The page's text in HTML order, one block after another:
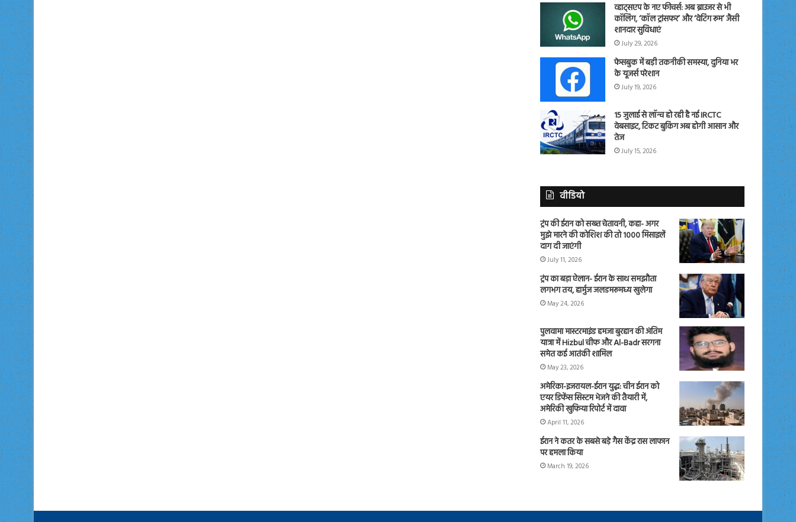
व्हाट्सएप के नए फीचर्स: अब ब्राउजर से भी
कॉलिंग, ‘कॉल ट्रांसफर’ और ‘वेटिंग रूम’ जैसी
शानदार सुविधाएं
July 29, 2026
फेसबुक में बड़ी तकनीकी समस्या, दुनिया भर
के यूजर्स परेशान
July 19, 2026
15 जुलाई से लॉन्च हो रही है नई IRCTC
वेबसाइट, टिकट बुकिंग अब होगी आसान और
तेज
July 15, 2026
वीडियो
ट्रंप की ईरान को सख्त चेतावनी, कहा- अगर
मुझे मारने की कोशिश की तो 1000 मिसाइलें
दाग दी जाएंगी
July 11, 2026
ट्रंप का बड़ा ऐलान- ईरान के साथ समझौता
लगभग तय, हार्मुज जलडमरूमध्य खुलेगा
May 24, 2026
पुलवामा मास्टरमाइंड हमजा बुरहान की अंतिम
यात्रा में Hizbul चीफ और Al-Badr सरगना
समेत कई आतंकी शामिल
May 23, 2026
अमेरिका-इजरायल-ईरान युद्ध: चीन ईरान को
एयर डिफेंस सिस्टम भेजने की तैयारी में,
अमेरिकी खुफिया रिपोर्ट में दावा
April 11, 2026
ईरान ने कतर के सबसे बड़े गैस केंद्र रास लाफान
पर हमला किया
March 19, 2026